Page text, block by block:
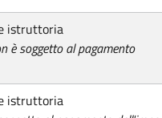
istruttoria
è soggetto al pagamento
istruttoria